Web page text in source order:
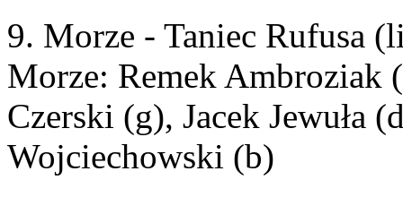
9. Morze - Taniec Rufusa
Morze: Remek Ambroziak
Czerski (g), Jacek Jewuła
Wojciechowski (b)